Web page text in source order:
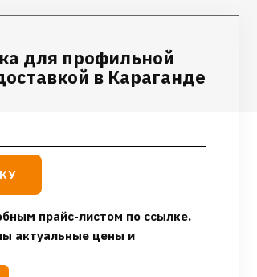
для профильной
в Караганде
прайс-листом по ссылке.
актуальные цены и